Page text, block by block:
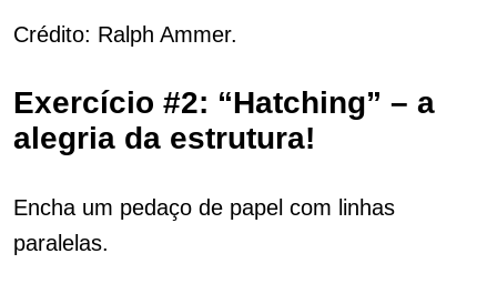
Crédito: Ralph Ammer.
Exercício #2: “Hatching” – a
alegria da estrutura!
Encha um pedaço de papel com linhas
paralelas.